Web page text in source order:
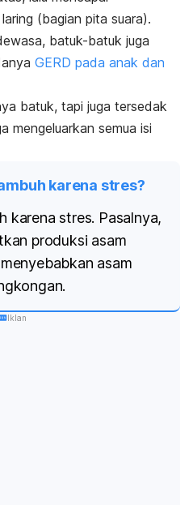
(bagian pita suara).
batuk-batuk juga
GERD pada anak dan
batuk, tapi juga tersedak
mengeluarkan semua isi
karena stres?
karena stres. Pasalnya,
produksi asam
asam
Iklan